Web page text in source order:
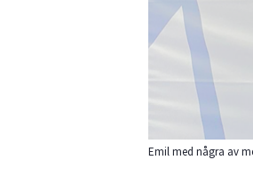
Emil med några av